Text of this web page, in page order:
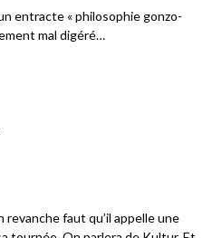
entracte « philosophie gonzo-
mal digéré…
revanche faut qu’il appelle une